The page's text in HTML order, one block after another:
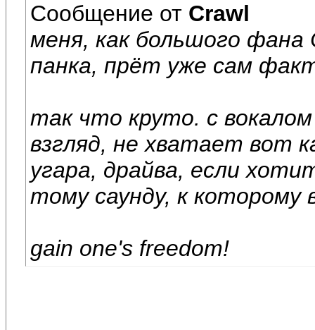
Сообщение от Crawl
меня, как большого
панка, прёт уже сам
так что круто. с
взгляд, не хватает вот
угара, драйва, если
тому саунду, к
gain one's freedom!